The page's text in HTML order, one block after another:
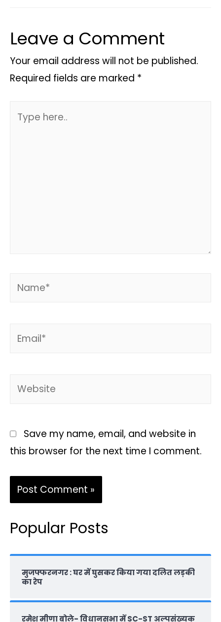
Leave a Comment
Your email address will not be published.
Required fields are marked *
Save my name, email, and website in
this browser for the next time I comment.
Popular Posts
मुजफ्फरनगर : घर में घुसकर किया गया दलित लड़की
का रेप
रमेश मीणा बोले- विधानसभा में SC-ST अल्पसंख्यक